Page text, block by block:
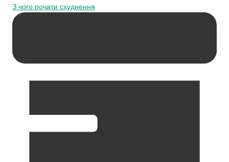
З чого почати схуднення